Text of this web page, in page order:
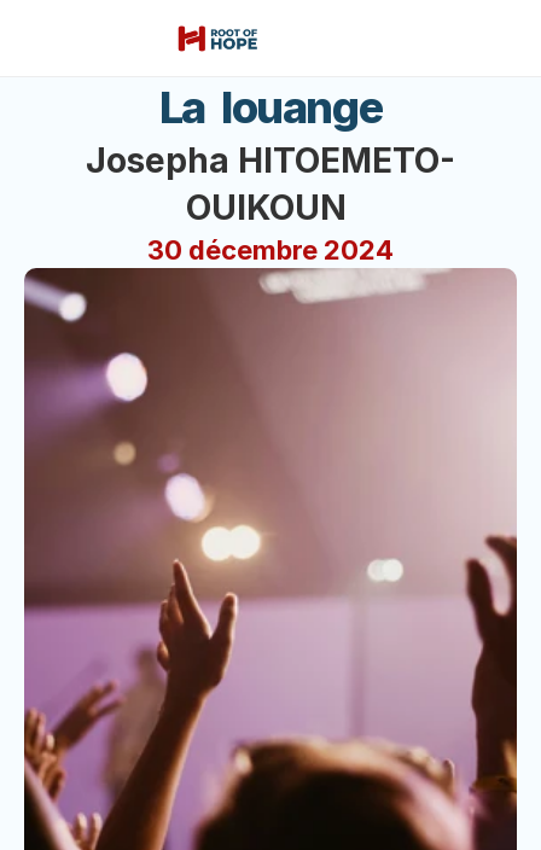
La  louange
Josepha HITOEMETO-
OUIKOUN
30 décembre 2024